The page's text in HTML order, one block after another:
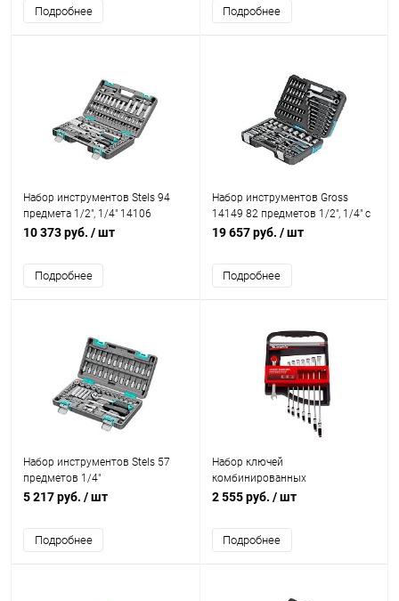
Подробнее Подробнее
Набор инструментов Stels 94
предмета 1/2", 1/4" 14106
10 373 руб. / шт
Подробнее
Набор инструментов Gross
14149 82 предметов 1/2", 1/4" c
ключем-трещеткой из стали CrV
19 657 руб. / шт
Подробнее
Набор инструментов Stels 57
предметов 1/4"
5 217 руб. / шт
Подробнее
Набор ключей
комбинированных
трещеточных Matrix 8 шт
2 555 руб. / шт
Подробнее